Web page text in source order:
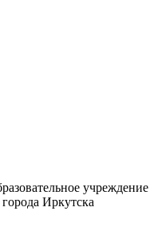
учреждение
Иркутска